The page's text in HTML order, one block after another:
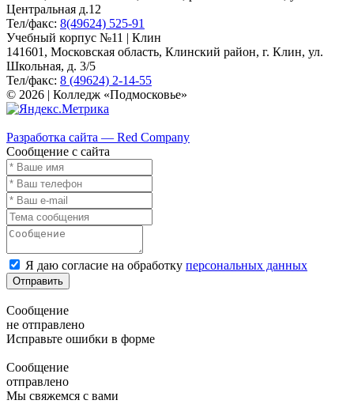
Центральная д.12
Тел/факс: 8(49624) 525-91
Учебный корпус №11 | Клин
141601, Московская область, Клинский район, г. Клин, ул.
Школьная, д. 3/5
Тел/факс: 8 (49624) 2-14-55
© 2026 | Колледж «Подмосковье»
Разработка сайта — Red Company
Сообщение с сайта
Я даю согласие на обработку персональных данных
Отправить
Сообщение
не отправлено
Исправьте ошибки в форме
Сообщение
отправлено
Мы свяжемся с вами